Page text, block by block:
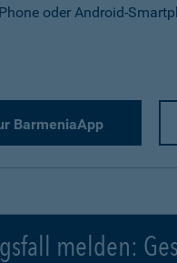
oder Android-
BarmeniaApp
melden: